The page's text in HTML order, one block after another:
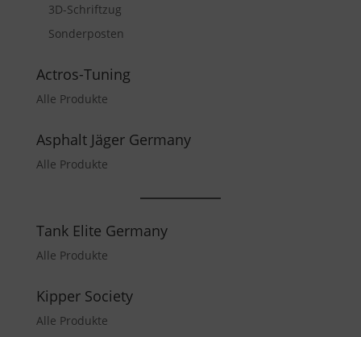
3D-Schriftzug
Sonderposten
Actros-Tuning
Alle Produkte
Asphalt Jäger Germany
Alle Produkte
Tank Elite Germany
Alle Produkte
Kipper Society
Alle Produkte